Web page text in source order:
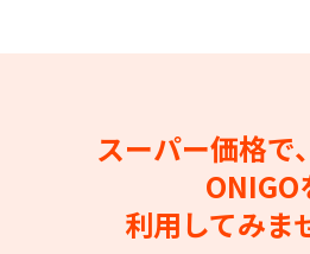
スーパー価格で
ONIGO
利用してみま